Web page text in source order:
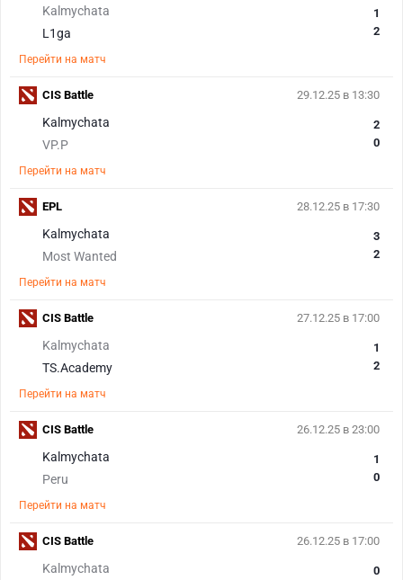
Kalmychata
L1ga
1
2
Перейти на матч
29.12.25 в 13:30
Kalmychata
VP.P
2
0
Перейти на матч
CIS Battle
28.12.25 в 17:30
Kalmychata
Most Wanted
3
2
Перейти на матч
EPL
27.12.25 в 17:00
Kalmychata
TS.Academy
1
2
Перейти на матч
CIS Battle
26.12.25 в 23:00
Kalmychata
Peru
1
0
Перейти на матч
CIS Battle
26.12.25 в 17:00
Kalmychata
0
CIS Battle